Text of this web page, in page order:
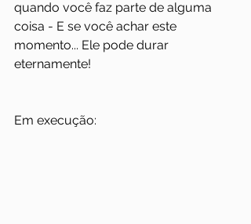
quando você faz parte de alguma
coisa - E se você achar este
momento... Ele pode durar
eternamente!
Em execução: